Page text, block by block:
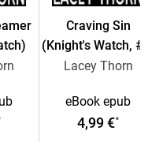
for her to die.Craving Sin
(Knight's Watch,
Lacey Thorn
eBook epub
4,99 €*